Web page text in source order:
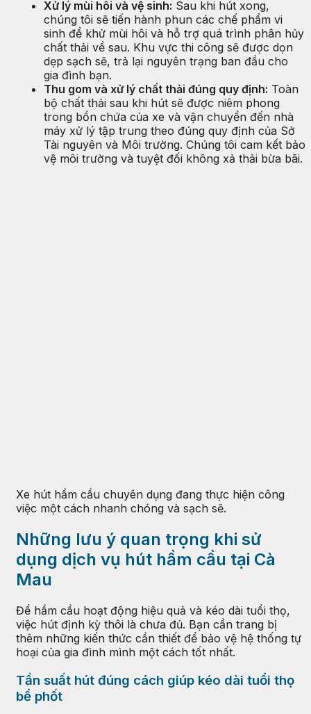
Xử lý mùi hôi và vệ sinh: Sau khi hút xong,
chúng tôi sẽ tiến hành phun các chế phẩm vi
sinh để khử mùi hôi và hỗ trợ quá trình phân hủy
chất thải về sau. Khu vực thi công sẽ được dọn
dẹp sạch sẽ, trả lại nguyên trạng ban đầu cho
gia đình bạn.
Thu gom và xử lý chất thải đúng quy định: Toàn
bộ chất thải sau khi hút sẽ được niêm phong
trong bồn chứa của xe và vận chuyển đến nhà
máy xử lý tập trung theo đúng quy định của Sở
Tài nguyên và Môi trường. Chúng tôi cam kết bảo
vệ môi trường và tuyệt đối không xả thải bừa bãi.
Xe hút hầm cầu chuyên dụng đang thực hiện công
việc một cách nhanh chóng và sạch sẽ.
Những lưu ý quan trọng khi sử
dụng dịch vụ hút hầm cầu tại Cà
Mau
Để hầm cầu hoạt động hiệu quả và kéo dài tuổi thọ,
việc hút định kỳ thôi là chưa đủ. Bạn cần trang bị
thêm những kiến thức cần thiết để bảo vệ hệ thống tự
hoại của gia đình mình một cách tốt nhất.
Tần suất hút đúng cách giúp kéo dài tuổi thọ
bể phốt